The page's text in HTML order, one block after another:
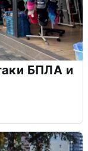
БПЛА и